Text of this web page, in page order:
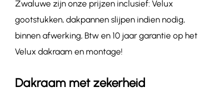
Zwaluwe zijn onze prijzen inclusief: Velux
gootstukken, dakpannen slijpen indien nodig,
binnen afwerking, Btw en 10 jaar garantie op het
Velux dakraam en montage!
Dakraam met zekerheid